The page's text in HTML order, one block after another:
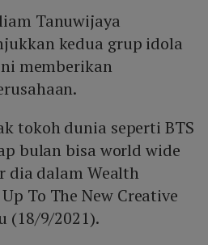
Tanuwijaya
kedua grup idola
memberikan
tokoh dunia seperti BTS
bulan bisa world wide
dia dalam Wealth
To The New Creative
(18/9/2021).